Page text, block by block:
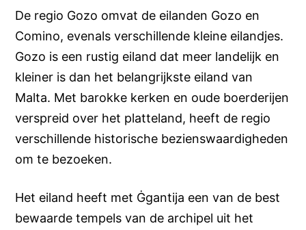
De regio Gozo omvat de eilanden Gozo en
Comino, evenals verschillende kleine eilandjes.
Gozo is een rustig eiland dat meer landelijk en
kleiner is dan het belangrijkste eiland van
Malta. Met barokke kerken en oude boerderijen
verspreid over het platteland, heeft de regio
verschillende historische bezienswaardigheden
om te bezoeken.
Het eiland heeft met Ġgantija een van de best
bewaarde tempels van de archipel uit het